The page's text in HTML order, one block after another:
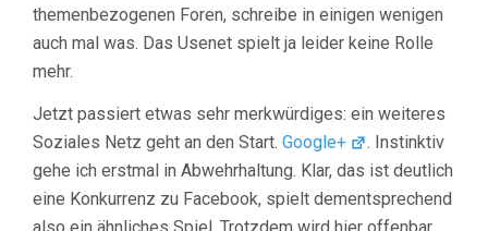
themenbezogenen Foren, schreibe in einigen wenigen
auch mal was. Das Usenet spielt ja leider keine Rolle
mehr.
Jetzt passiert etwas sehr merkwürdiges: ein weiteres
Soziales Netz geht an den Start. Google+
. Instinktiv
gehe ich erstmal in Abwehrhaltung. Klar, das ist deutlich
eine Konkurrenz zu Facebook, spielt dementsprechend
also ein ähnliches Spiel. Trotzdem wird hier offenbar